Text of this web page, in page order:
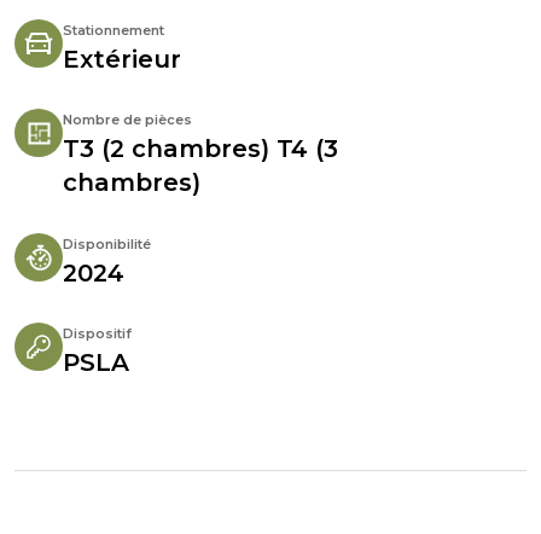
Stationnement
Extérieur
Nombre de pièces
T3 (2 chambres) T4 (3
chambres)
Disponibilité
2024
Dispositif
PSLA